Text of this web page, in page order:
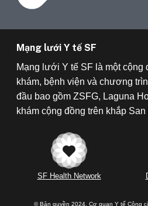
SF Health Network
Mạng lưới Y tế SF
Mạng lưới Y tế SF là một cộng
khám, bệnh viện và chương
đầu bao gồm ZSFG, Laguna
khám cộng đồng trên khắp
© Bản quyền 2024, Cơ quan Y tế Công